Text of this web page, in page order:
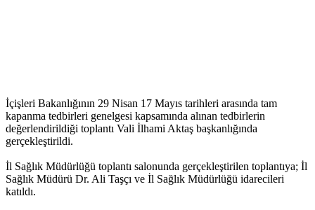
İçişleri Bakanlığının 29 Nisan 17 Mayıs tarihleri arasında tam
kapanma tedbirleri genelgesi kapsamında alınan tedbirlerin
değerlendirildiği toplantı Vali İlhami Aktaş başkanlığında
gerçekleştirildi.
İl Sağlık Müdürlüğü toplantı salonunda gerçekleştirilen toplantıya; İl
Sağlık Müdürü Dr. Ali Taşçı ve İl Sağlık Müdürlüğü idarecileri
katıldı.